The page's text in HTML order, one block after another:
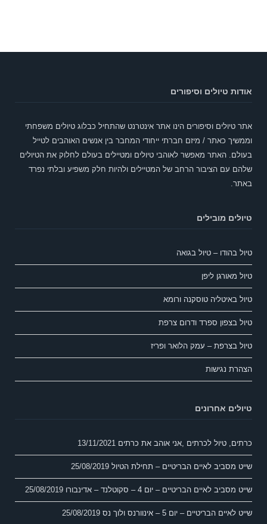
אודות טיולים וסיפורים
אתר טיולים וסיפורים הינו אתר אינטרנט שהתחיל כבלוג טיולים משפחתי
וממשיך כאתר / מיזם חברתי ייחודי המחבר בין אנשים האוהבים לטייל
בעולם. האתר מאפשר לאוהבי טיולים ומטיילים בעולם לחלוק את הטיולים
שלהם עם הציבור הרחב של המטיילים ולהיות חלק משפיע ובלתי נפרד
באתר.
טיולים מובילים
טיול בהודו – טיול בגואה
טיול מאורגן ליפן
טיול באיטליה טוסקנה ורומא
טיול בצפון ספרד ודרום צרפת
טיול בצרפת – עמק הלואר ופריז
הצהרת נגישות
טיולים אחרונים
כרתים, טיול לכרתים ,אני אוהב את כרתים 13/11/2021
שייט מסביב לאיים הבריטיים – תחילת הטיול 25/08/2019
שייט מסביב לאיים הבריטיים – יום 4 – סקוטלנד – אדינבורו 25/08/2019
שייט לאיים הבריטיים – יום 5 – אינוורנס ולוך נס 25/08/2019